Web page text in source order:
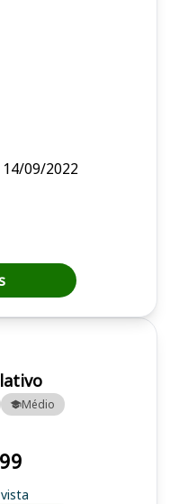
Médio
99
09/2022